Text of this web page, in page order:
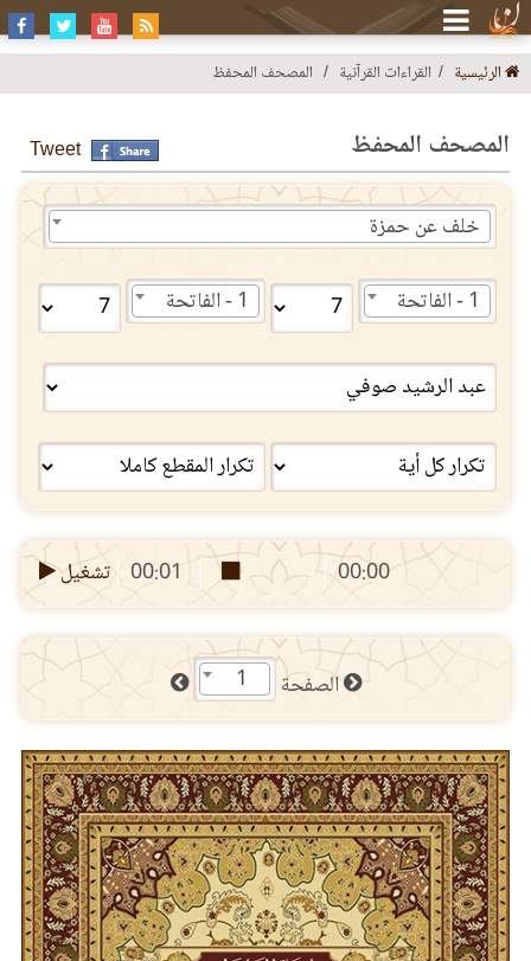
الرئيسية القراءات القرآنية المصحف المحفظ
المصحف المحفظ Tweet
خلف عن حمزة
1 - الفاتحة 1 - الفاتحة
00:00
00:01 تشغيل
الصفحة 1